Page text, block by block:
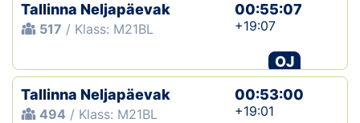
Tallinna Neljapäevak
517 / Klass: M21BL
00:55:07
+19:07
OJ
Tallinna Neljapäevak
494 / Klass: M21BL
00:53:00
+19:01